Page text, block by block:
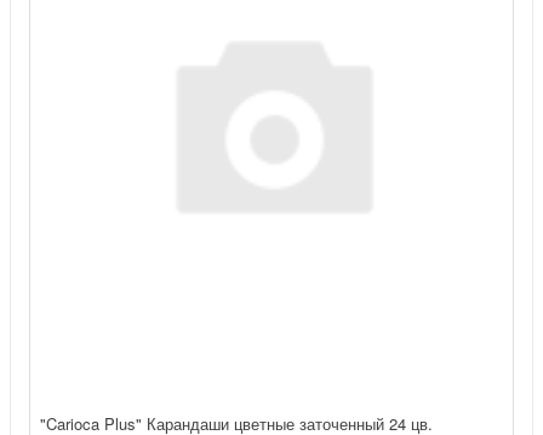
"Carioca Plus" Карандаши цветные заточенный 24 цв.